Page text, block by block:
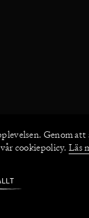
Genom att
cookiepolicy.Läs